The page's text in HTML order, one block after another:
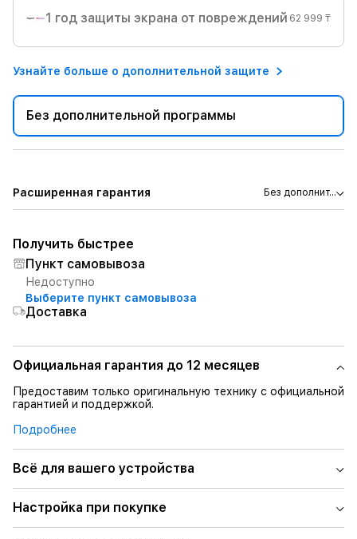
1 год защиты экрана от повреждений 62 999 ₸
Узнайте больше о дополнительной защите
Без дополнительной программы
Расширенная гарантия Без дополнит...
Получить быстрее
Пункт самовывоза
Недоступно
Выберите пункт самовывоза
Доставка
Официальная гарантия до 12 месяцев
Предоставим только оригинальную технику с официальной
гарантией и поддержкой.
Подробнее
Всё для вашего устройства
Настройка при покупке